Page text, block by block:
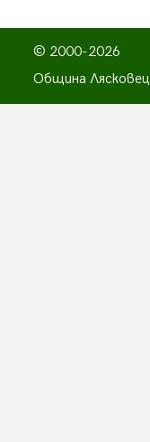
© 2000-2026
Община Лясковец